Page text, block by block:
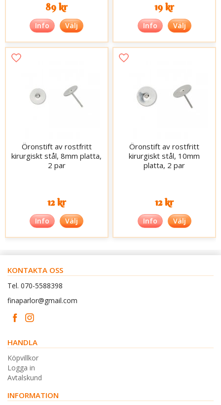
89 kr
Info Välj
19 kr
Info Välj
Öronstift av rostfritt
kirurgiskt stål, 8mm platta,
2 par
12 kr
Info Välj
Öronstift av rostfritt
kirurgiskt stål, 10mm
platta, 2 par
12 kr
Info Välj
KONTAKTA OSS
Tel. 070-5588398
finaparlor@gmail.com
HANDLA
Köpvillkor
Logga in
Avtalskund
INFORMATION